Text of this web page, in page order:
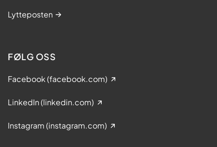
Lytteposten
FØLG OSS
Facebook (facebook.com)
LinkedIn (linkedin.com)
Instagram (instagram.com)